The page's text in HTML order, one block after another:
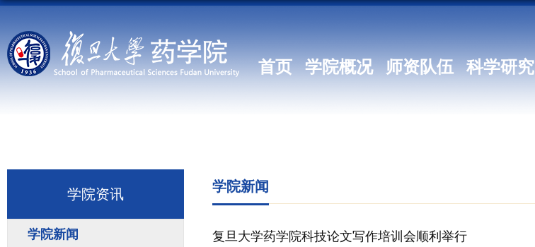
首页 学院概况 师资队伍 科学研究
学院资讯
学院新闻
学院新闻
复旦大学药学院科技论文写作培训会顺利举行